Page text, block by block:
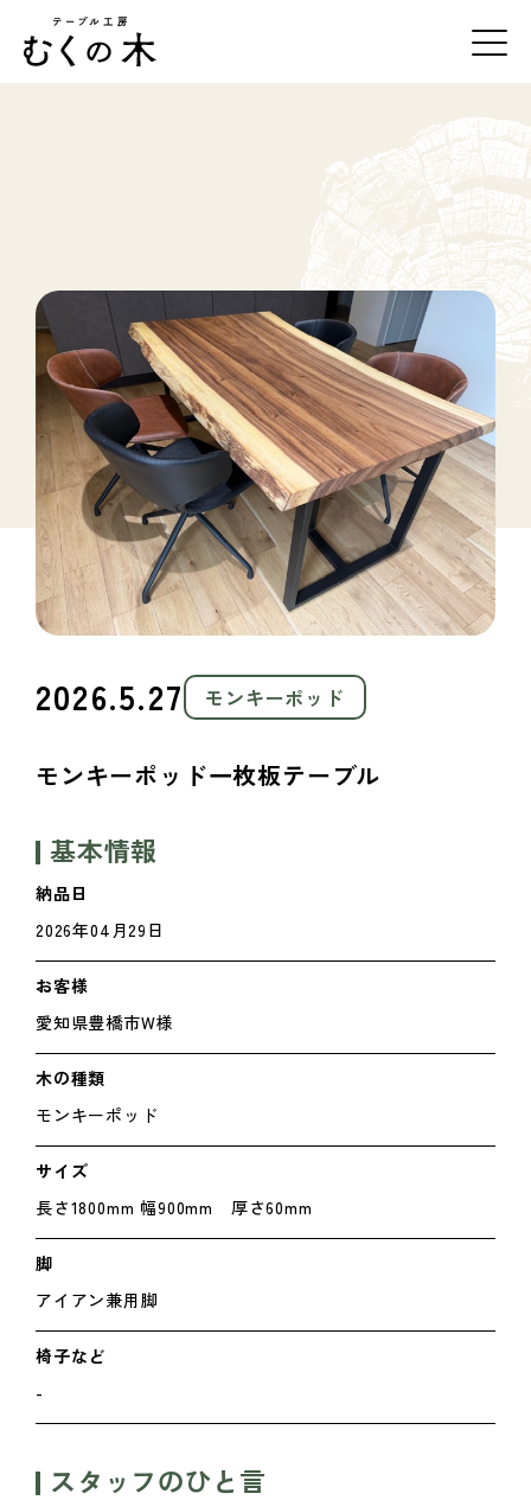
テーブル工房むくの木について
事例紹介
オーダーの流れ
お手入れ方法
店舗・アクセス
2026.5.27 モンキーポッド
モンキーポッド一枚板テーブル
基本情報
納品日
2026年04月29日
お客様
愛知県豊橋市W様
木の種類
モンキーポッド
サイズ
長さ1800mm 幅900mm 厚さ60mm
脚
アイアン兼用脚
椅子など
-
スタッフのひと言